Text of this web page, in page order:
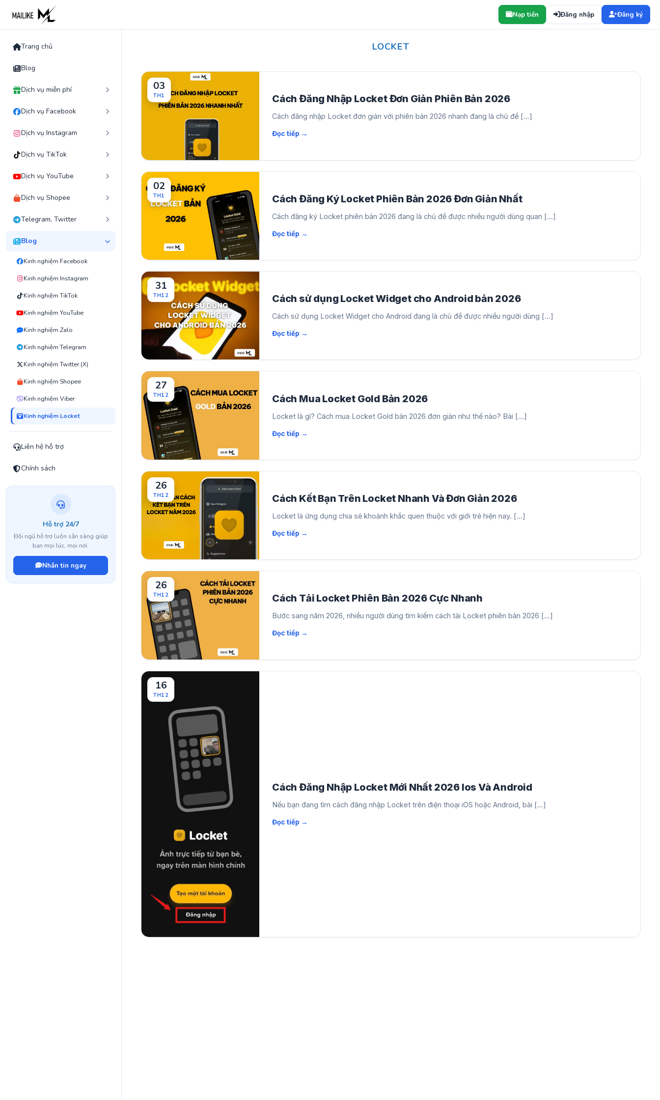
content
Nạp tiền Đăng nhập Đăng ký
Trang chủ
Blog
Dịch vụ miễn phí
Dịch vụ Facebook
Dịch vụ Instagram
Dịch vụ TikTok
Dịch vụ YouTube
Dịch vụ Shopee
Telegram, Twitter
Blog
Kinh nghiệm Facebook
Kinh nghiệm Instagram
Kinh nghiệm TikTok
Kinh nghiệm YouTube
Kinh nghiệm Zalo
Kinh nghiệm Telegram
Kinh nghiệm Twitter (X)
Kinh nghiệm Shopee
Kinh nghiệm Viber
Kinh nghiệm Locket
Liên hệ hỗ trợ
Chính sách
Hỗ trợ 24/7
Đội ngũ hỗ trợ luôn sẵn sàng giúp
bạn mọi lúc, mọi nơi.
Nhắn tin ngay
LOCKET
Cách Đăng Nhập Locket Đơn Giản Phiên Bản 2026
Cách đăng nhập Locket đơn giản với phiên bản 2026 nhanh đang là chủ đề [...]
03
TH1
Cách Đăng Ký Locket Phiên Bản 2026 Đơn Giản Nhất
Cách đăng ký Locket phiên bản 2026 đang là chủ đề được nhiều người dùng quan [...]
02
TH1
Cách sử dụng Locket Widget cho Android bản 2026
Cách sử dụng Locket Widget cho Android đang là chủ đề được nhiều người dùng [...]
31
TH12
Cách Mua Locket Gold Bản 2026
Locket là gì? Cách mua Locket Gold bản 2026 đơn giản như thế nào? Bài [...]
27
TH12
Cách Kết Bạn Trên Locket Nhanh Và Đơn Giản 2026
Locket là ứng dụng chia sẻ khoảnh khắc quen thuộc với giới trẻ hiện nay. [...]
26
TH12
Cách Tải Locket Phiên Bản 2026 Cực Nhanh
Bước sang năm 2026, nhiều người dùng tìm kiếm cách tải Locket phiên bản 2026 [...]
26
TH12
Cách Đăng Nhập Locket Mới Nhất 2026 Ios Và Android
Nếu bạn đang tìm cách đăng nhập Locket trên điện thoại iOS hoặc Android, bài [...]
16
TH12